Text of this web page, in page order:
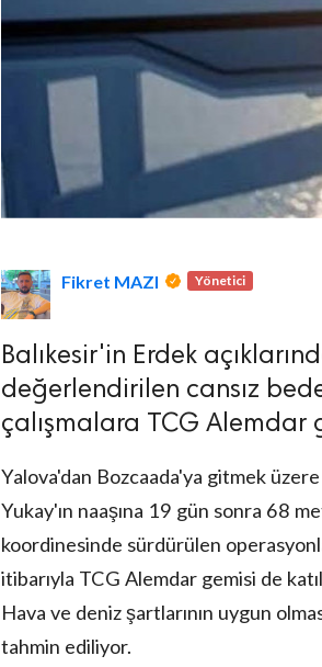
Fikret MAZI Yönetici
Balıkesir'in Erdek
değerlendirilen cansız
çalışmalara TCG Alemdar
Yalova'dan Bozcaada'ya gitmek
Yukay'ın naaşına 19 gün sonra 68
koordinesinde sürdürülen
itibarıyla TCG Alemdar gemisi de
Hava ve deniz şartlarının uygun
tahmin ediliyor.